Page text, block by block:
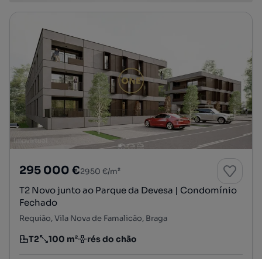
295 000 €2950 €/m²
T2 Novo junto ao Parque da Devesa | Condomínio
Fechado
Requião, Vila Nova de Famalicão, Braga
Tipologia
T2
Preço por metro quadrado
100 m²
Andar rés do chão